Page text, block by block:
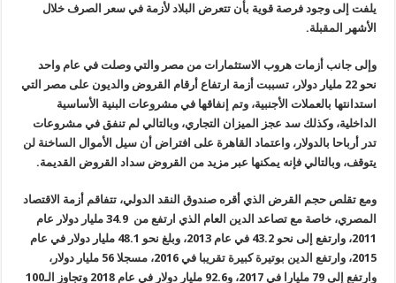
يلفت إلى وجود فرصة قوية بأن تتعرض البلاد لأزمة في سعر الصرف خلال
الأشهر المقبلة.
وإلى جانب أزمات هروب الاستثمارات من مصر والتي وصلت في عام واحد
نحو 22 مليار دولار، تسببت أزمة ارتفاع أرقام القروض والديون على مصر التي
استدانتها بالعملات الأجنبية، وتم إنفاقها في مشروعات البنية الأساسية
الداخلية، وكذلك سد عجز الميزان التجاري، وبالتالي لم تنفق في مشروعات
تدر أرباحا بالدولار، واعتماد القاهرة على افتراض أن سيل الأموال الساخنة لن
يتوقف، وبالتالي فإنه يمكنها عبر مزيد من القروض سداد القروض القديمة.
ومع تقلص حجم القرض الذي أقره صندوق النقد الدولي، تتفاقم أزمة الاقتصاد
المصري، خاصة مع تصاعد الدين العام الذي ارتفع من 34.9 مليار دولار عام
2011، وارتفع إلى نحو 43.2 في عام 2013، وبلغ نحو 48.1 مليار دولار في عام
2015، وارتفع الدين بوتيرة كبيرة تقريبا في 2016، مسجلا 56 مليار دولار،
وارتفع إلى 79 مليارا في 2017، و92.6 مليار دولار في عام 2018 وتجاوز الـ100